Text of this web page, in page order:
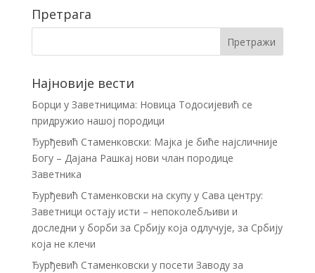
Претрага
Најновије вести
Борци у Заветницима: Новица Тодосијевић се
придружио нашој породици
Ђурђевић Стаменковски: Мајка је биће најсличније
Богу – Дајана Рашкај нови члан породице
Заветника
Ђурђевић Стаменковски на скупу у Сава центру:
Заветници остају исти – непоколебљиви и
доследни у борби за Србију која одлучује, за Србију
која не клечи
Ђурђевић Стаменковски у посети Заводу за